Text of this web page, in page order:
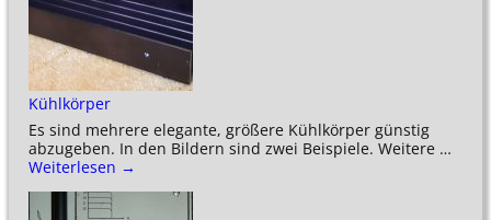
Kühlkörper
Es sind mehrere elegante, größere Kühlkörper günstig
abzugeben. In den Bildern sind zwei Beispiele. Weitere …
Weiterlesen →